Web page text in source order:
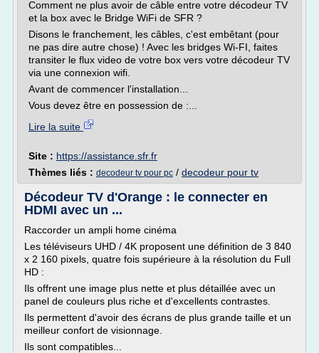
Comment ne plus avoir de câble entre votre décodeur TV
et la box avec le Bridge WiFi de SFR ?
Disons le franchement, les câbles, c'est embêtant (pour
ne pas dire autre chose) ! Avec les bridges Wi-FI, faites
transiter le flux video de votre box vers votre décodeur TV
via une connexion wifi.
Avant de commencer l'installation...
Vous devez être en possession de :...
Lire la suite
Site : https://assistance.sfr.fr
Thèmes liés : decodeur tv pour pc / decodeur pour tv
Décodeur TV d'Orange : le connecter en
HDMI avec un ...
Raccorder un ampli home cinéma
Les téléviseurs UHD / 4K proposent une définition de 3 840
x 2 160 pixels, quatre fois supérieure à la résolution du Full
HD :
Ils offrent une image plus nette et plus détaillée avec un
panel de couleurs plus riche et d'excellents contrastes.
Ils permettent d'avoir des écrans de plus grande taille et un
meilleur confort de visionnage.
Ils sont compatibles...